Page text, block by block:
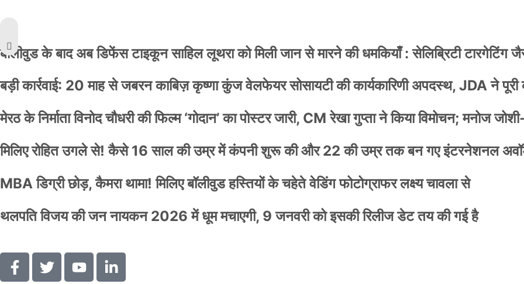
बॉलीवुड के बाद अब डिफेंस टाइकून साहिल लूथरा को मिली जान से मारने की धमकियाँ : सेलिब्रिटी टारगेटिंग
बड़ी कार्रवाई: 20 माह से जबरन काबिज़ कृष्णा कुंज वेलफेयर सोसायटी की कार्यकारिणी अपदस्थ, JDA ने पूरी
मेरठ के निर्माता विनोद चौधरी की फिल्म ‘गोदान’ का पोस्टर जारी, CM रेखा गुप्ता ने किया विमोचन; मनोज
मिलिए रोहित उगले से! कैसे 16 साल की उम्र में कंपनी शुरू की और 22 की उम्र तक बन गए इंटरनेशनल
MBA डिग्री छोड़, कैमरा थामा! मिलिए बॉलीवुड हस्तियों के चहेते वेडिंग फोटोग्राफर लक्ष्य चावला से
थलपति विजय की जन नायकन 2026 में धूम मचाएगी, 9 जनवरी को इसकी रिलीज डेट तय की गई है